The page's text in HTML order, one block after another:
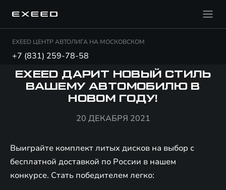
EXEED ЦЕНТР АВТОЛИГА НА МОСКОВСКОМ
+7 (831) 259-78-58
EXEED ДАРИТ НОВЫЙ СТИЛЬ
ВАШЕМУ АВТОМОБИЛЮ В
НОВОМ ГОДУ!
20 ДЕКАБРЯ 2021
Выиграйте комплект литых дисков на выбор с
бесплатной доставкой по России в нашем
конкурсе. Стать победителем легко: